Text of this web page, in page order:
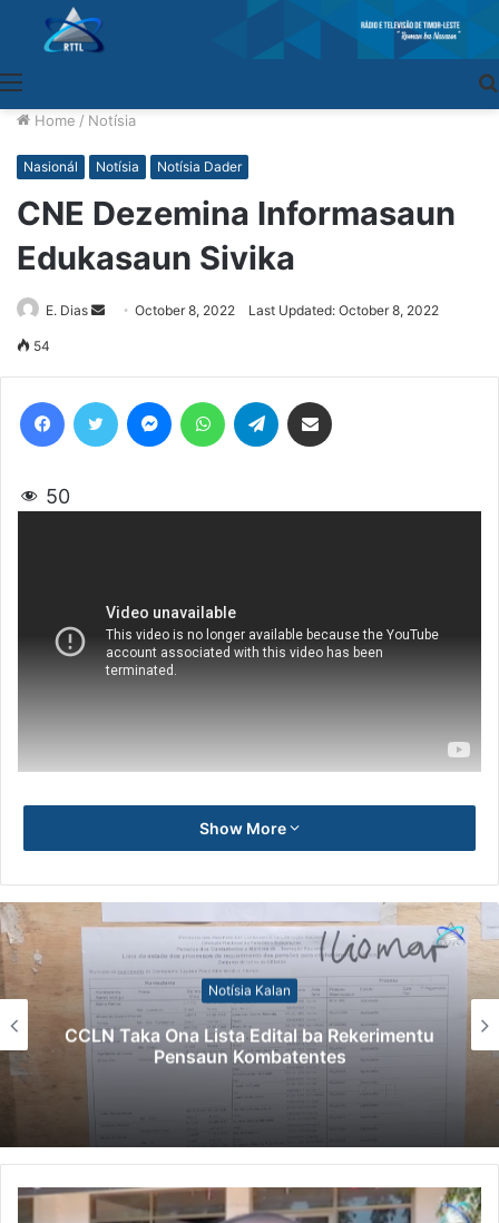
Home / Notísia
Nasionál Notísia Notísia Dader
CNE Dezemina Informasaun
Edukasaun Sivika
E. Dias
SendOctober 8, 2022 Last Updated: October 8, 2022
54
50
Show More
Notísia Kalan
CCLN Taka Ona Lista Edital ba Rekerimentu
Pensaun Kombatentes